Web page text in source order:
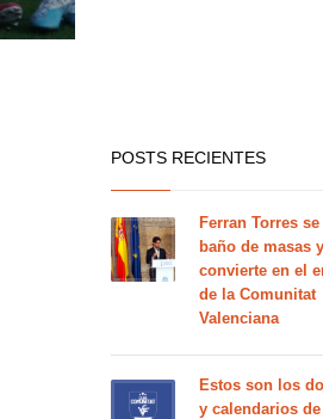
POSTS RECIENTES
Ferran Torres
baño de masas
convierte en el
de la Comunitat
Valenciana
Estos son los
y calendarios